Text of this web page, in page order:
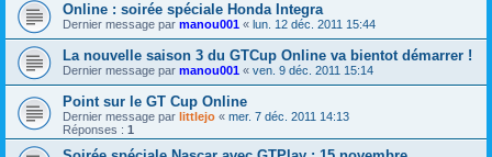
Online : soirée spéciale Honda Integra
Dernier message par manou001 « lun. 12 déc. 2011 15:44
La nouvelle saison 3 du GTCup Online va bientot démarrer !
Dernier message par manou001 « ven. 9 déc. 2011 15:14
Point sur le GT Cup Online
Dernier message par littlejo « mer. 7 déc. 2011 14:13
Réponses : 1